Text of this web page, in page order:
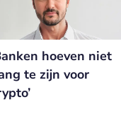
hoeven niet
te zijn voor